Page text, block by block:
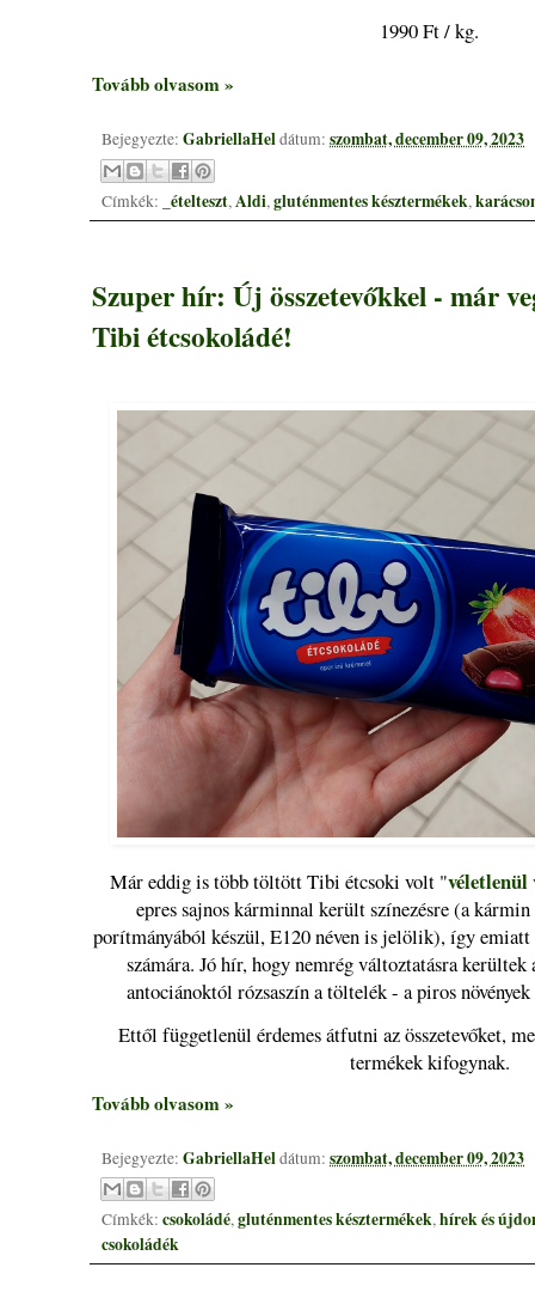
1990 Ft / kg.
Tovább olvasom »
Bejegyezte: GabriellaHeldátum: szombat, december 09, 2023
Címkék: _ételteszt, Aldi, gluténmentes késztermékek,
Szuper hír: Új összetevőkkel - már
Tibi étcsokoládé!
Már eddig is több töltött Tibi étcsoki volt "véletlenül
epres sajnos kárminnal került színezésre (a
porítmányából készül, E120 néven is jelölik), így
számára. Jó hír, hogy nemrég változtatásra kerültek
antociánoktól rózsaszín a töltelék - a piros
Ettől függetlenül érdemes átfutni az összetevőket,
termékek kifogynak.
Tovább olvasom »
Bejegyezte: GabriellaHeldátum: szombat, december 09, 2023
Címkék: csokoládé,gluténmentes késztermékek,hírek és
csokoládék